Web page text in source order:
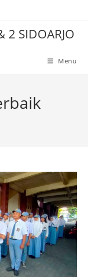
2 SIDOARJO
Menu